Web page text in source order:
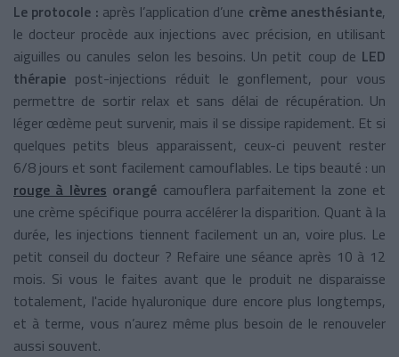
Le protocole : après l’application d’une crème anesthésiante,
le docteur procède aux injections avec précision, en utilisant
aiguilles ou canules selon les besoins. Un petit coup de LED
thérapie post-injections réduit le gonflement, pour vous
permettre de sortir relax et sans délai de récupération. Un
léger œdème peut survenir, mais il se dissipe rapidement. Et si
quelques petits bleus apparaissent, ceux-ci peuvent rester
6/8 jours et sont facilement camouflables. Le tips beauté : un
rouge à lèvres orangé camouflera parfaitement la zone et
une crème spécifique pourra accélérer la disparition. Quant à la
durée, les injections tiennent facilement un an, voire plus. Le
petit conseil du docteur ? Refaire une séance après 10 à 12
mois. Si vous le faites avant que le produit ne disparaisse
totalement, l'acide hyaluronique dure encore plus longtemps,
et à terme, vous n’aurez même plus besoin de le renouveler
aussi souvent.